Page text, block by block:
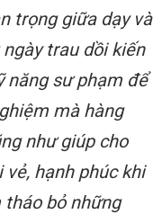
trọng giữa dạy và
trau dồi kiến
năng sư phạm để
mà hàng
như giúp cho
hạnh phúc khi
tháo bỏ những